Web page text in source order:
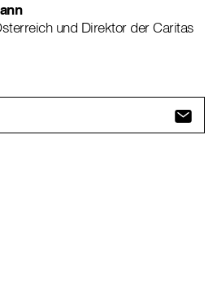
und Direktor der Caritas